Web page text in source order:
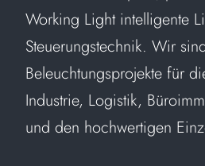
Working Light intelligente
Steuerungstechnik. Wir
Beleuchtungsprojekte für
Industrie, Logistik,
und den hochwertigen